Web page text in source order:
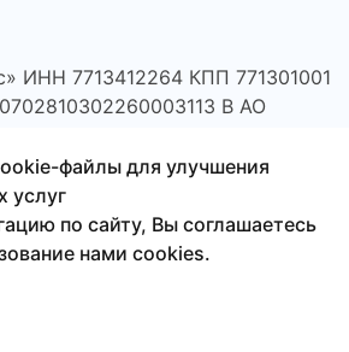
ИНН 7713412264 КПП 771301001
В АО
файлы для улучшения
услуг
по сайту, Вы соглашаетесь
нами cookies.